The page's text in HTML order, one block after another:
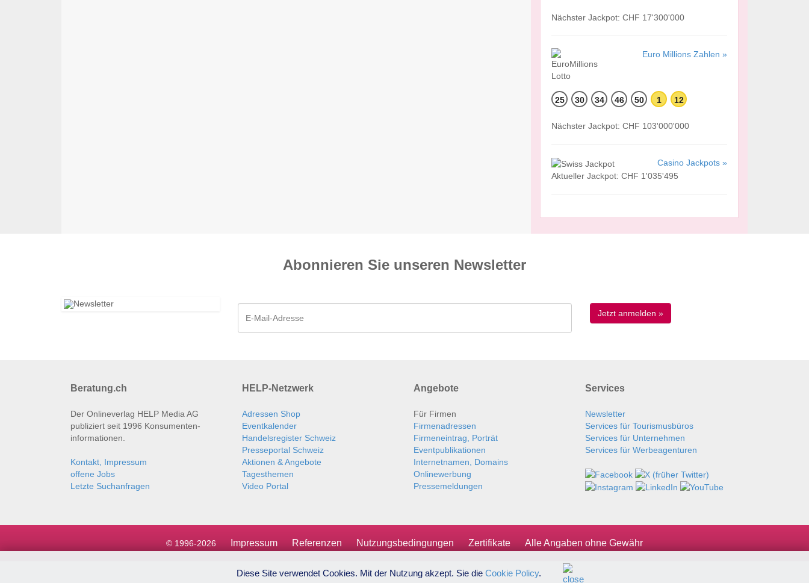
Nächster Jackpot: CHF 17'300'000
Euro Millions Zahlen »
25 30 34 46 50 1 12
Nächster Jackpot: CHF 103'000'000
Casino Jackpots »
Aktueller Jackpot: CHF 1'035'495
Abonnieren Sie unseren News­letter
Beratung.ch
Der Onlineverlag HELP Media AG
publiziert seit 1996 Konsumenten­
informationen.
Kontakt, Impressum
offene Jobs
Letzte Suchanfragen
HELP-Netzwerk
Adressen Shop
Eventkalender
Handelsregister Schweiz
Presseportal Schweiz
Aktionen & Angebote
Tagesthemen
Video Portal
Angebote
Für Firmen
Firmenadressen
Firmeneintrag, Porträt
Eventpublikationen
Internetnamen, Domains
Onlinewerbung
Pressemeldungen
Services
Newsletter
Services für Tourismusbüros
Services für Unternehmen
Services für Werbeagenturen
© 1996-2026 Impressum Referenzen Nutzungsbedingungen Zertifikate Alle Angaben ohne Gewähr
Diese Site verwendet Cookies. Mit der Nutzung akzept. Sie die Cookie Policy.